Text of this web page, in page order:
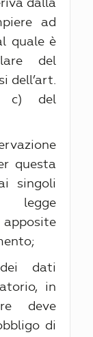
dalla
ad
quale è
del
dell’art.
c) del
questa
singoli
dati
in
deve
di